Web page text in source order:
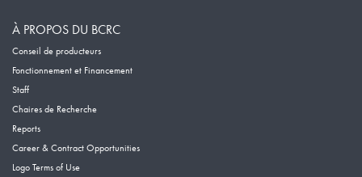
À PROPOS DU BCRC
Conseil de producteurs
Fonctionnement et Financement
Staff
Chaires de Recherche
Reports
Career & Contract Opportunities
Logo Terms of Use